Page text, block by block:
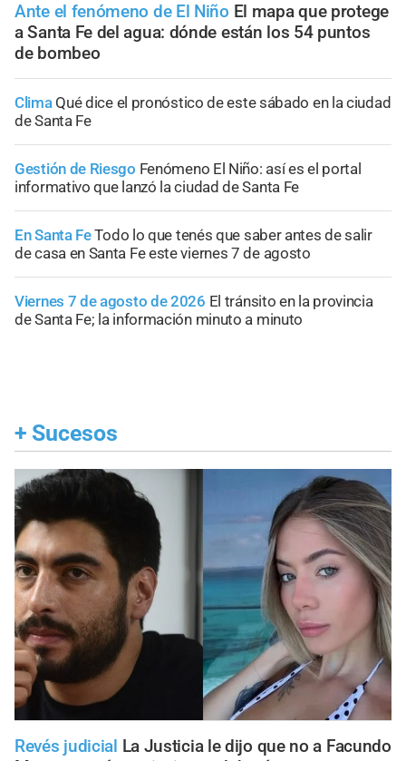
Ante el fenómeno de El Niño El mapa que protege
a Santa Fe del agua: dónde están los 54 puntos
de bombeo
Clima Qué dice el pronóstico de este sábado en la ciudad
de Santa Fe
Gestión de Riesgo Fenómeno El Niño: así es el portal
informativo que lanzó la ciudad de Santa Fe
En Santa FeTodo lo que tenés que saber antes de salir
de casa en Santa Fe este viernes 7 de agosto
Viernes 7 de agosto de 2026 El tránsito en la provincia
de Santa Fe; la información minuto a minuto
+ Sucesos
Revés judicial La Justicia le dijo que no a Facundo